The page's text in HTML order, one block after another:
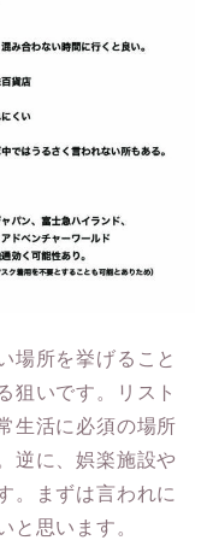
場所を挙げること
狙いです。リスト
生活に必須の場所
逆に、娯楽施設や
。まずは言われに
と思います。